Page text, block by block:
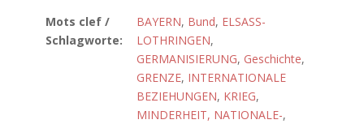
Mots clef /
Schlagworte:
BAYERN, Bund, ELSASS-
LOTHRINGEN,
GERMANISIERUNG, Geschichte,
GRENZE, INTERNATIONALE
BEZIEHUNGEN, KRIEG,
MINDERHEIT, NATIONALE-,